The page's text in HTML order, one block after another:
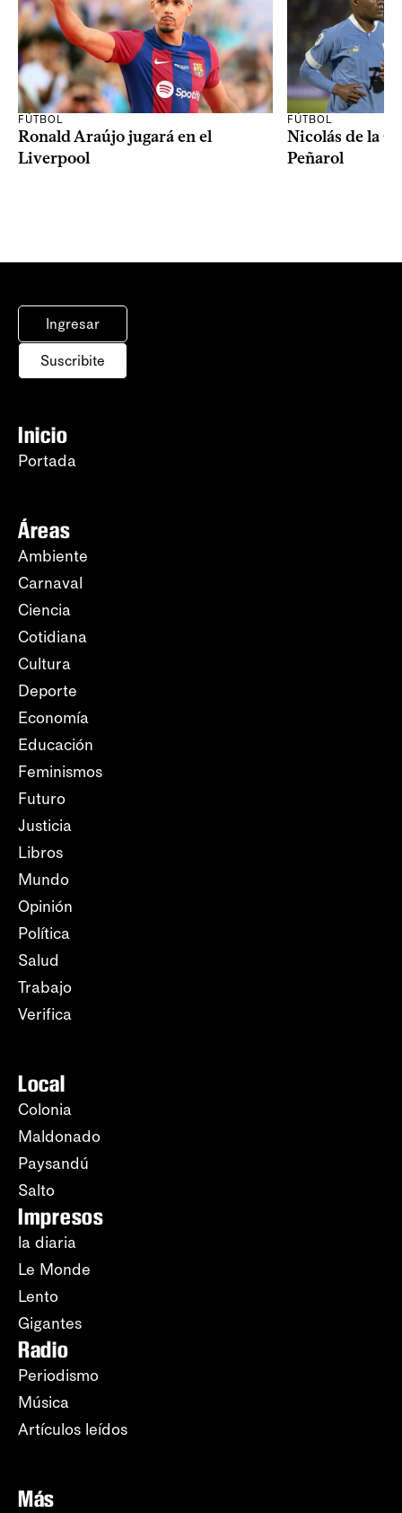
FÚTBOL
Ronald Araújo jugará en el
Liverpool
FÚTBOL
Nicolás de la
Peñarol
Ingresar
Suscribite
Inicio
Portada
Áreas
Ambiente
Carnaval
Ciencia
Cotidiana
Cultura
Deporte
Economía
Educación
Feminismos
Futuro
Justicia
Libros
Mundo
Opinión
Política
Salud
Trabajo
Verifica
Local
Colonia
Maldonado
Paysandú
Salto
Impresos
la diaria
Le Monde
Lento
Gigantes
Radio
Periodismo
Música
Artículos leídos
Más